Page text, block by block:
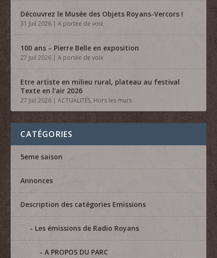
Découvrez le Musée des Objets Royans-Vercors !
31 Juil 2026 |A portée de voix
100 ans – Pierre Belle en exposition
27 Juil 2026 |A portée de voix
Etre artiste en milieu rural, plateau au festival
Texte en l’air 2026
27 Juil 2026 |ACTUALITÉS, Hors les murs
CATÉGORIES
5eme saison
Annonces
Description des catégories Emissions
Les émissions de Radio Royans
A PROPOS DU PARC